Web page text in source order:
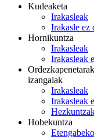
Kudeaketa
Irakasleak
Irakasle ez
Hornikuntza
Irakasleak
Irakasleak
izangaiak
Irakasleak
Irakasleak
Hobekuntza